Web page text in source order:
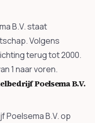
B.V. staat
Volgens
terug tot 2000.
1 naar voren.
Poelsema B.V.
Poelsema B.V. op